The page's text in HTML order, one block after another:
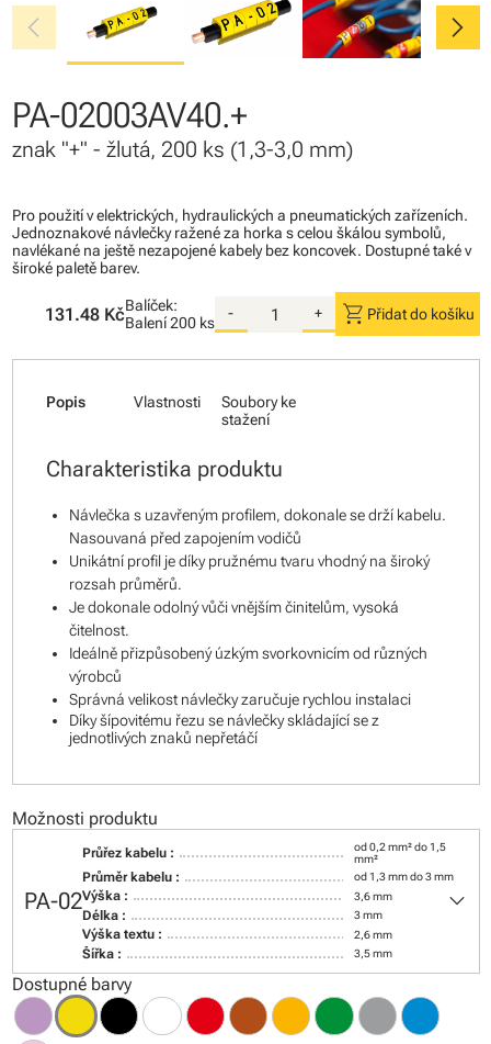
chevron_left chevron_right
PA-02003AV40.+
znak "+" - žlutá, 200 ks (1,3-3,0 mm)
Pro použití v elektrických, hydraulických a pneumatických zařízeních.
Jednoznakové návlečky ražené za horka s celou škálou symbolů,
navlékané na ještě nezapojené kabely bez koncovek. Dostupné také v
široké paletě barev.
131.48 KčBalíček:
Balení200 ks
- + shopping_cart Přidat do košíku
Popis Vlastnosti
Soubory ke
stažení
Charakteristika produktu
Návlečka s uzavřeným profilem, dokonale se drží kabelu.
Nasouvaná před zapojením vodičů
Unikátní profil je díky pružnému tvaru vhodný na široký
rozsah průměrů.
Je dokonale odolný vůči vnějším činitelům, vysoká
čitelnost.
Ideálně přizpůsobený úzkým svorkovnicím od různých
výrobců
Správná velikost návlečky zaručuje rychlou instalaci
Díky šípovitému řezu se návlečky skládající se z
jednotlivých znaků nepřetáčí
Možnosti produktu
PA-02
Průřez kabelu :
od 0,2 mm² do 1,5
mm²
Průměr kabelu : od 1,3 mm do 3 mm
Výška : 3,6 mm
Délka : 3 mm
Výška textu : 2,6 mm
Šířka : 3,5 mm
keyboard_arrow_down
Dostupné barvy